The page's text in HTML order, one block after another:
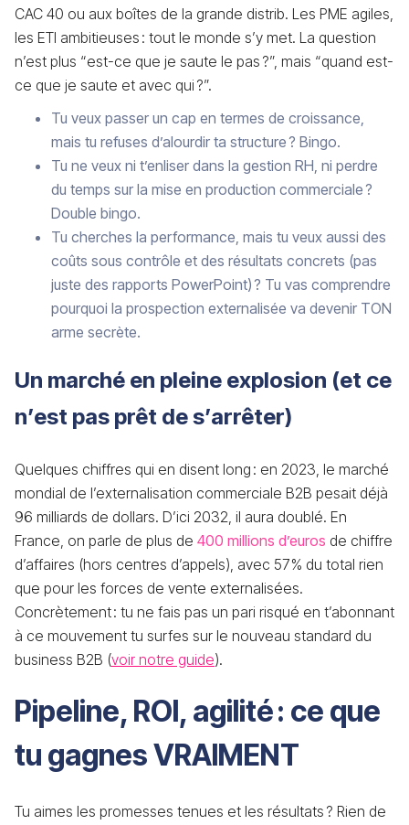
CAC 40 ou aux boîtes de la grande distrib. Les PME agiles,
les ETI ambitieuses : tout le monde s’y met. La question
n’est plus “est-ce que je saute le pas ?”, mais “quand est-
ce que je saute et avec qui ?”.
Tu veux passer un cap en termes de croissance,
mais tu refuses d’alourdir ta structure ? Bingo.
Tu ne veux ni t’enliser dans la gestion RH, ni perdre
du temps sur la mise en production commerciale ?
Double bingo.
Tu cherches la performance, mais tu veux aussi des
coûts sous contrôle et des résultats concrets (pas
juste des rapports PowerPoint) ? Tu vas comprendre
pourquoi la prospection externalisée va devenir TON
arme secrète.
Un marché en pleine explosion (et ce
n’est pas prêt de s’arrêter)
Quelques chiffres qui en disent long : en 2023, le marché
mondial de l’externalisation commerciale B2B pesait déjà
96 milliards de dollars. D’ici 2032, il aura doublé. En
France, on parle de plus de 400 millions d’euros de chiffre
d’affaires (hors centres d’appels), avec 57 % du total rien
que pour les forces de vente externalisées.
Concrètement : tu ne fais pas un pari risqué en t’abonnant
à ce mouvement tu surfes sur le nouveau standard du
business B2B (voir notre guide).
Pipeline, ROI, agilité : ce que
tu gagnes VRAIMENT
Tu aimes les promesses tenues et les résultats ? Rien de